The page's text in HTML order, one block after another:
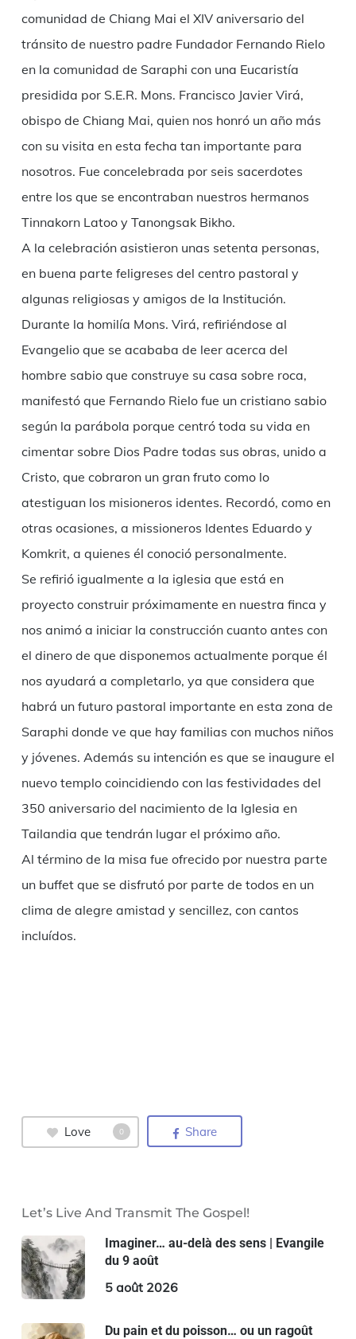
comunidad de Chiang Mai el XIV aniversario del
tránsito de nuestro padre Fundador Fernando Rielo
en la comunidad de Saraphi con una Eucaristía
presidida por S.E.R. Mons. Francisco Javier Virá,
obispo de Chiang Mai, quien nos honró un año más
con su visita en esta fecha tan importante para
nosotros. Fue concelebrada por seis sacerdotes
entre los que se encontraban nuestros hermanos
Tinnakorn Latoo y Tanongsak Bikho.
A la celebración asistieron unas setenta personas,
en buena parte feligreses del centro pastoral y
algunas religiosas y amigos de la Institución.
Durante la homilía Mons. Virá, refiriéndose al
Evangelio que se acababa de leer acerca del
hombre sabio que construye su casa sobre roca,
manifestó que Fernando Rielo fue un cristiano sabio
según la parábola porque centró toda su vida en
cimentar sobre Dios Padre todas sus obras, unido a
Cristo, que cobraron un gran fruto como lo
atestiguan los misioneros identes. Recordó, como en
otras ocasiones, a missioneros Identes Eduardo y
Komkrit, a quienes él conoció personalmente.
Se refirió igualmente a la iglesia que está en
proyecto construir próximamente en nuestra finca y
nos animó a iniciar la construcción cuanto antes con
el dinero de que disponemos actualmente porque él
nos ayudará a completarlo, ya que considera que
habrá un futuro pastoral importante en esta zona de
Saraphi donde ve que hay familias con muchos niños
y jóvenes. Además su intención es que se inaugure el
nuevo templo coincidiendo con las festividades del
350 aniversario del nacimiento de la Iglesia en
Tailandia que tendrán lugar el próximo año.
Al término de la misa fue ofrecido por nuestra parte
un buffet que se disfrutó por parte de todos en un
clima de alegre amistad y sencillez, con cantos
incluídos.
Love 0 Share
Let’s Live And Transmit The Gospel!
Imaginer… au-delà des sens | Evangile
du 9 août
5 août 2026
Du pain et du poisson… ou un ragoût